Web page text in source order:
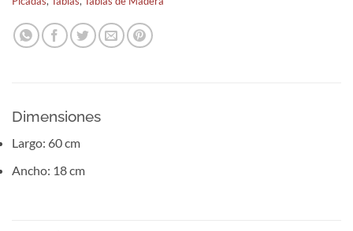
Dimensiones
Largo: 60 cm
Ancho: 18 cm